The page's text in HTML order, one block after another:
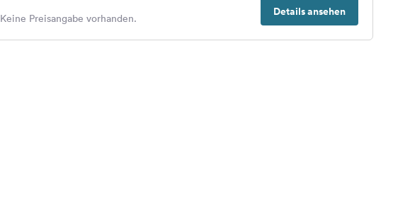
Details ansehen
Keine Preisangabe vorhanden.